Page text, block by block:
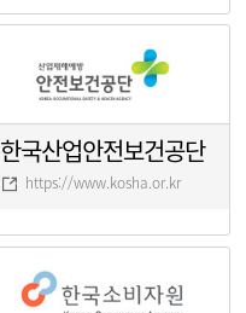
한국산업안전보건공단
https://www.kosha.or.kr